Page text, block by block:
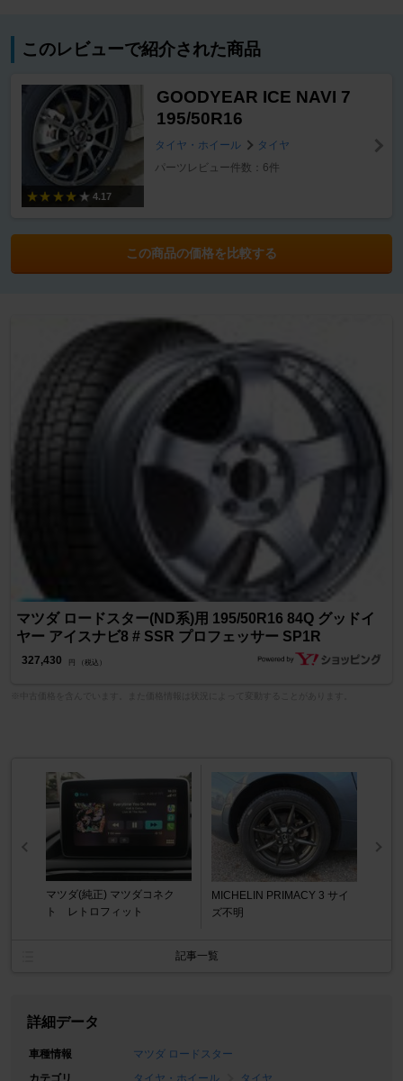
このレビューで紹介された商品
4.17
GOODYEAR ICE NAVI 7
195/50R16
タイヤ・ホイール
タイヤ
パーツレビュー件数：6件
この商品の価格を比較する
マツダ ロードスター(ND系)用 195/50R16 84Q グッドイ
ヤー アイスナビ8 # SSR プロフェッサー SP1R
327,430 円 （税込）
マツダ(純正) マツダコネク
ト レトロフィット
MICHELIN PRIMACY 3 サイ
ズ不明
記事一覧
詳細データ
車種情報
マツダ ロードスター
カテゴリ
タイヤ・ホイール タイヤ